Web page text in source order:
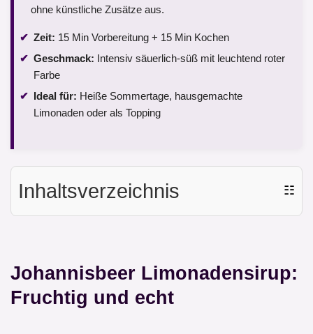
ohne künstliche Zusätze aus.
Zeit: 15 Min Vorbereitung + 15 Min Kochen
Geschmack: Intensiv säuerlich-süß mit leuchtend roter
Farbe
Ideal für: Heiße Sommertage, hausgemachte
Limonaden oder als Topping
Inhaltsverzeichnis ☷
Johannisbeer Limonadensirup:
Fruchtig und echt